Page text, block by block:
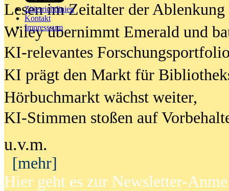
Zitierrichtlinien
Kontakt
Impresssum
Lesen im Zeitalter der Ablenkung
Wiley übernimmt Emerald und
KI-relevantes
KI prägt den Markt für
Hörbuchmarkt wächst weiter,
KI-Stimmen stoßen auf
u.v.m.
[mehr]
Hier geht es zur Newsletter-